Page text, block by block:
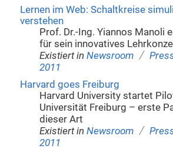
Lernen im Web: Schaltkreise
verstehen
Prof. Dr.-Ing. Yiannos Manoli
für sein innovatives
Existiert in Newsroom /
2011
Harvard goes Freiburg
Harvard University startet
Universität Freiburg – erste
dieser Art
Existiert in Newsroom /
2011